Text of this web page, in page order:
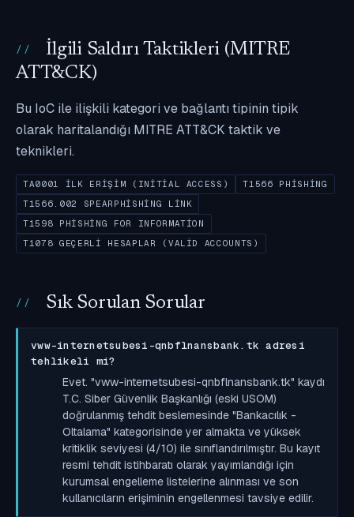
İlgili Saldırı Taktikleri (MITRE
ATT&CK)
Bu IoC ile ilişkili kategori ve bağlantı tipinin tipik
olarak haritalandığı MITRE ATT&CK taktik ve
teknikleri.
TA0001 İLK ERIŞIM (INITIAL ACCESS)
T1566 PHISHING
T1566.002 SPEARPHISHING LINK
T1598 PHISHING FOR INFORMATION
T1078 GEÇERLI HESAPLAR (VALID ACCOUNTS)
Sık Sorulan Sorular
vww-internetsubesi-qnbflnansbank.tk adresi
tehlikeli mi?
Evet. "vww-internetsubesi-qnbflnansbank.tk" kaydı
T.C. Siber Güvenlik Başkanlığı (eski USOM)
doğrulanmış tehdit beslemesinde "Bankacılık -
Oltalama" kategorisinde yer almakta ve yüksek
kritiklik seviyesi (4/10) ile sınıflandırılmıştır. Bu kayıt
resmi tehdit istihbaratı olarak yayımlandığı için
kurumsal engelleme listelerine alınması ve son
kullanıcıların erişiminin engellenmesi tavsiye edilir.